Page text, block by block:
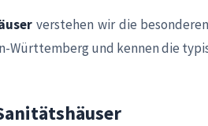
verstehen wir die
Württemberg und kennen die